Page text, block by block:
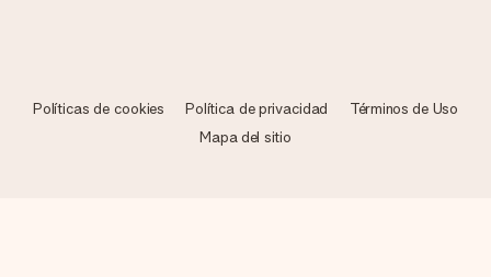
Políticas de cookies Política de privacidad
Términos de Uso
Mapa del sitio